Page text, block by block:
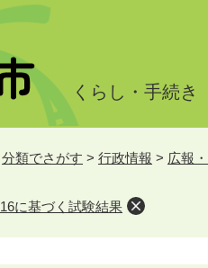
くらし・ 手続き
分類でさがす > 行政情報 > 広報
に基づく試験結果